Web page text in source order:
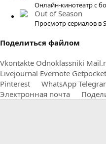
Онлайн-кинотеатр с
Out of Season
Просмотр сериалов в
Поделиться файлом
Vkontakte Odnoklassniki
Livejournal Evernote Getpocket
Pinterest
WhatsApp
Электронная почта